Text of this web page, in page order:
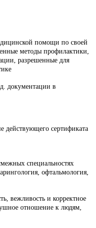
помощи по своей
методы профилактики,
разрешенные для
документации в
действующего сертификата
специальностях
офтальмология,
вежливость и корректное
отношение к людям,